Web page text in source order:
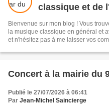
classique et de
Bienvenue sur mon blog ! Vous
la musique classique en général et
et n'hésitez pas à me laisser vos
Concert à la mairie du
Publié le 27/07/2026 à 06:41
Par Jean-Michel Saincierge